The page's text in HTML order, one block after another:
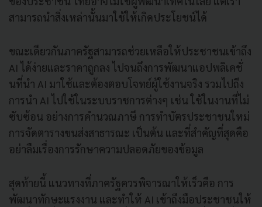
สามารถนำสิ่งเหล่านั้นมาใช้ให้เกิดประโยชน์ได้
ขณะเดียวกันภาครัฐสามารถช่วยเหลือให้ประชาชนเข้าถึง
AI ได้ง่ายและราคาถูกลง ไปจนถึงการพัฒนาแอปพลิเคชั่
นที่นำ AI มาใช้และต้องตอบโจทย์ผู้ใช้งานจริง รวมไปถึง
การนำ AI ไปใช้ในระบบราชการต่างๆ เช่น ใช้ในงานที่ไม่
ซับซ้อน อย่างการคำนวณภาษี การทำบัตรประชาชนใหม่
การจัดตารางขนส่งสาธารณะ เป็นต้น และที่สำคัญที่สุดคือ
อย่าลืมเรื่องการรักษาความปลอดภัยของข้อมูล
สุดท้ายนี้ แนวทางที่ภาครัฐควรพิจารณาให้เร็วคือ การ
พัฒนาทักษะแรงงาน และทำให้ AI เข้าถึงมือประชาชนให้